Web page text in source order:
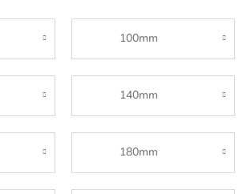
100mm
140mm
180mm